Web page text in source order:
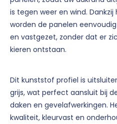
is tegen weer en wind.
worden de panelen
en vastgezet, zonder dat er
kieren ontstaan.
Dit kunststof profiel is
grijs, wat perfect aansluit bij
daken en gevelafwerkingen.
kwaliteit, kleurvast en